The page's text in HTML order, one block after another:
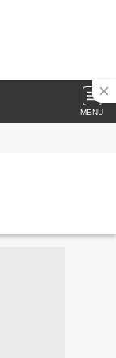
MENU